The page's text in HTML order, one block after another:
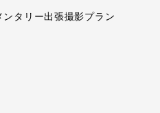
タリー出張撮影プラン